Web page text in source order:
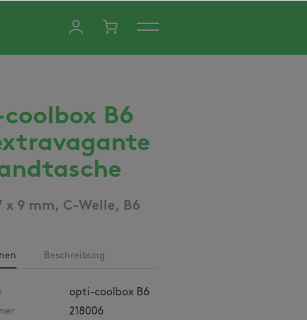
B6
x 9 mm, C-Welle, B6
Beschreibung
opti-coolbox B6
218006